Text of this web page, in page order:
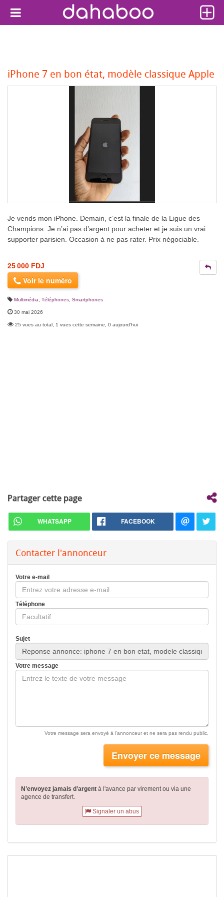
iPhone 7 en bon état, modèle classique Apple
Je vends mon iPhone. Demain, c’est la finale de la Ligue des
Champions. Je n’ai pas d’argent pour acheter et je suis un vrai
supporter parisien. Occasion à ne pas rater. Prix négociable.
25 000 FDJ
Voir le numéro
Multimédia Téléphones, Smartphones
30 mai 2026
25 vues au total, 1 vues cette semaine, 0 aujourd'hui
Partager cette page
WHATSAPP FACEBOOK
Contacter l'annonceur
Votre e-mail
Téléphone
Sujet
Votre message
Votre message sera envoyé à l'annonceur et ne sera pas rendu public.
Envoyer ce message
N’envoyez jamais d’argent à l'avance par virementou via une
agence de transfert.
Signaler un abus